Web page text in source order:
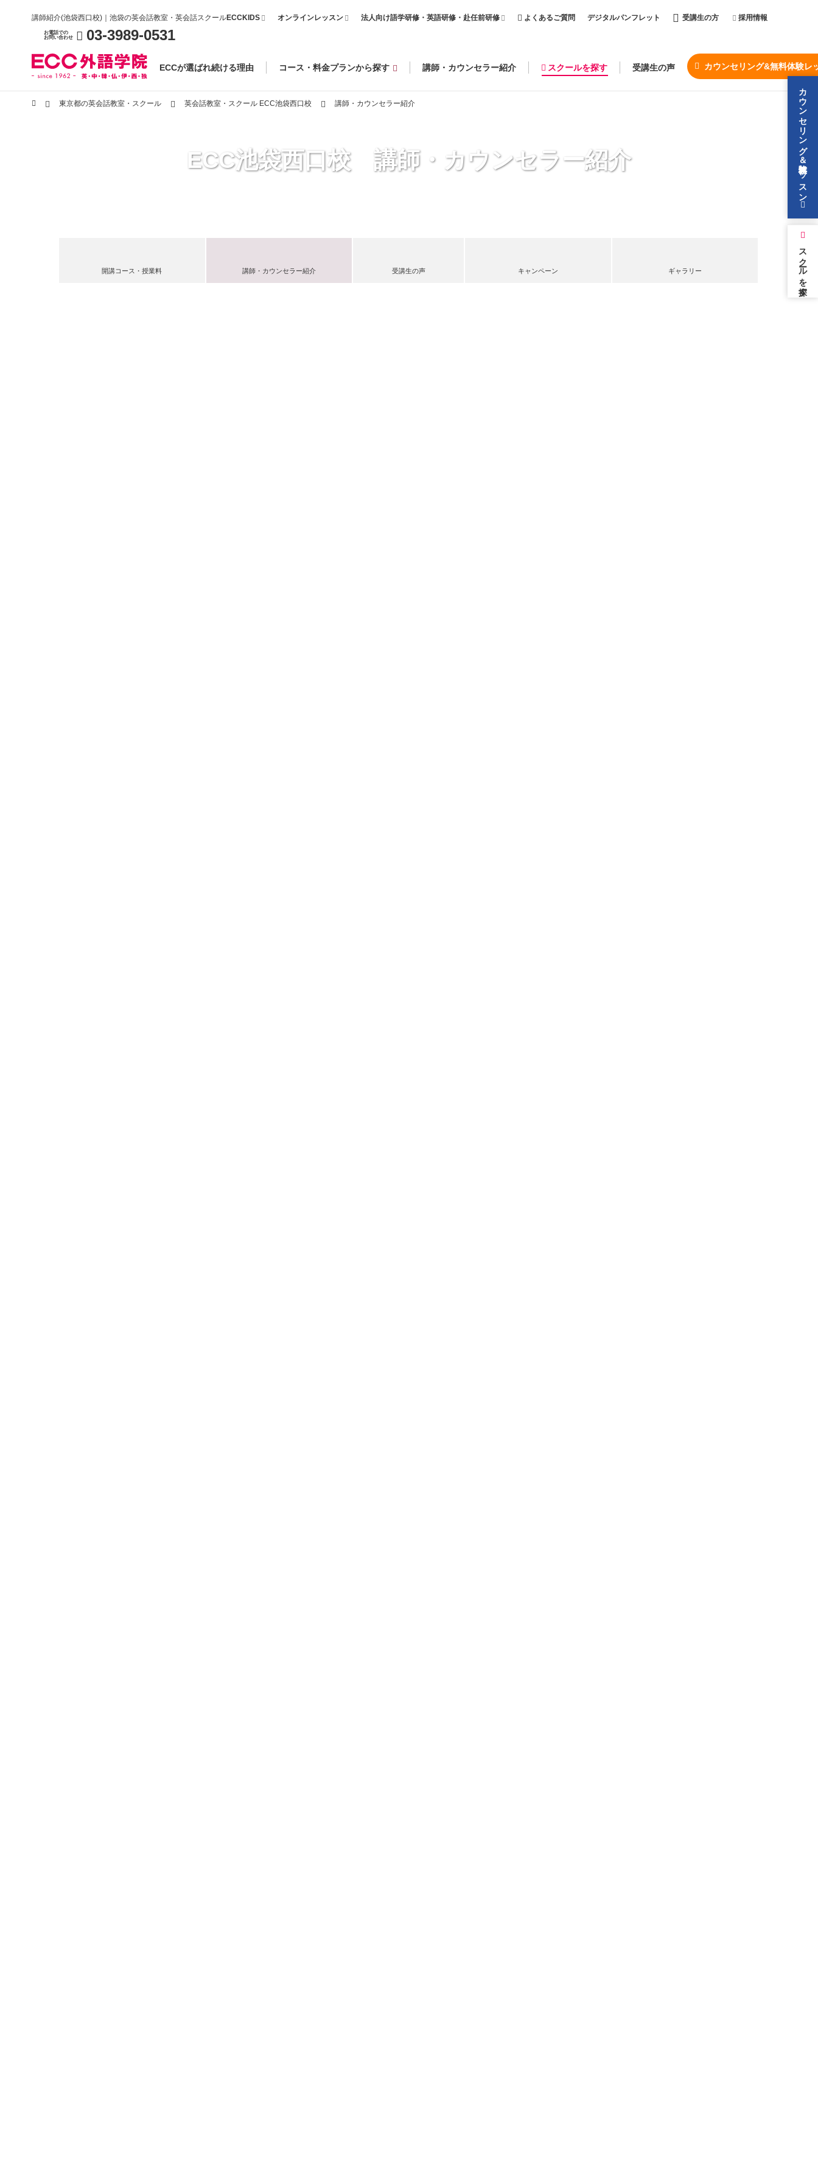
講師紹介(池袋西口校)｜池袋の英会話教室・英会話スクールECCKIDS オンラインレッスン 法人向け語学研修・英語研修・赴任前研修 よくあるご質問 デジタルパンフレット 受講生の方 採用情報
お電話での
お問い合わせ
03-3989-0531
ECCが選ばれ続ける理由 コース・料金プランから探す 講師・カウンセラー紹介 スクールを探す 受講生の声 カウンセリング&無料体験レ
カウンセリング＆無料体験レッスン
スクールを探す
東京都の英会話教室・スクール 英会話教室・スクール ECC池袋西口校 講師・カウンセラー紹介
ECC池袋西口校 講師・カウンセラー紹介
開講コース・授業料 講師・カウンセラー紹介 受講生の声 キャンペーン ギャラリー